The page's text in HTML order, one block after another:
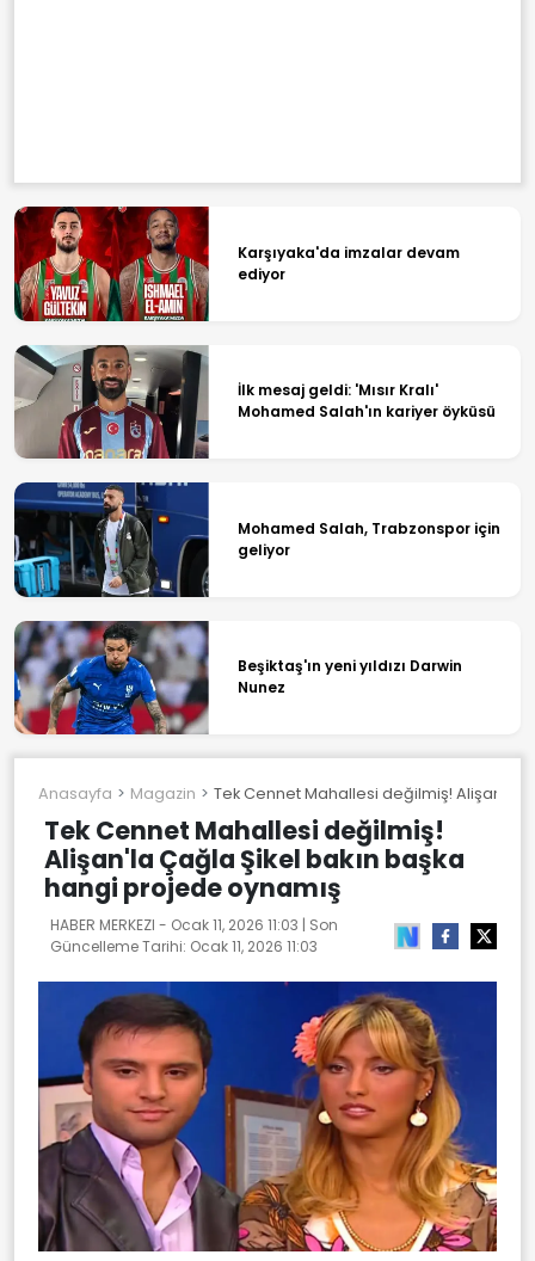
Karşıyaka'da imzalar devam
ediyor
İlk mesaj geldi: 'Mısır Kralı'
Mohamed Salah'ın kariyer öyküsü
Mohamed Salah, Trabzonspor için
geliyor
Beşiktaş'ın yeni yıldızı Darwin
Nunez
Anasayfa Magazin Tek Cennet Mahallesi değilmiş! Alişan'la
Tek Cennet Mahallesi değilmiş!
Alişan'la Çağla Şikel bakın başka
hangi projede oynamış
HABER MERKEZI - Ocak 11, 2026 11:03 | Son
Güncelleme Tarihi: Ocak 11, 2026 11:03